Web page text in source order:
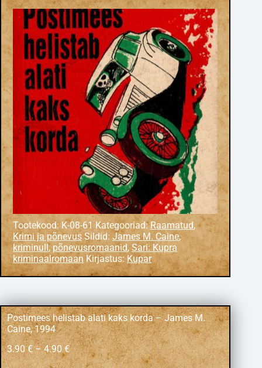
Tootekood: K-08-61 Kategooriad:Raamatud,
Krimi ja põnevus Sildid: James M. Caine,
kriminull,põnevusromaanid,Sari: Kupra
kriminaalromaan Kirjastus: Kupar
Postimees helistab alati kaks korda – James M.
Caine, 1994
3.90€ – 4.90€